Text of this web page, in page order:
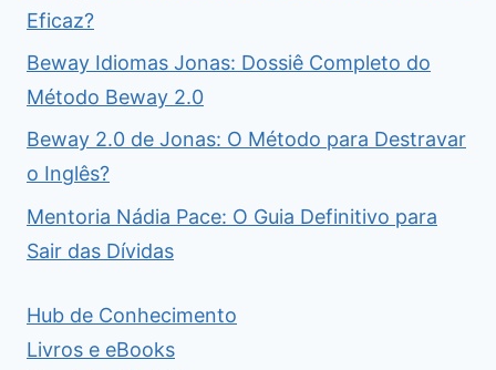
Eficaz?
Beway Idiomas Jonas: Dossiê Completo do
Método Beway 2.0
Beway 2.0 de Jonas: O Método para Destravar
o Inglês?
Mentoria Nádia Pace: O Guia Definitivo para
Sair das Dívidas
Hub de Conhecimento
Livros e eBooks